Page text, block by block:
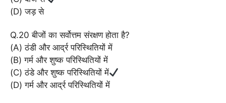
(D) जड़ से
Q.20 बीजों का सर्वोत्तम संरक्षण होता है?
(A) ठंडी और आर्द्र परिस्थितियों में
(B) गर्म और शुष्क परिस्थितियों में
(C) ठंडे और शुष्क परिस्थितियों में
(D) गर्म और आर्द्र परिस्थितियों में